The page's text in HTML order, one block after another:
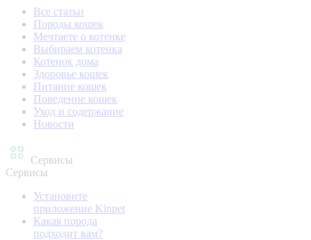
Все статьи
Породы кошек
Мечтаете о котенке
Выбираем котенка
Котенок дома
Здоровье кошек
Питание кошек
Поведение кошек
Уход и содержание
Новости
Сервисы
Сервисы
Установите
приложение Kinpet
Какая порода
подходит вам?